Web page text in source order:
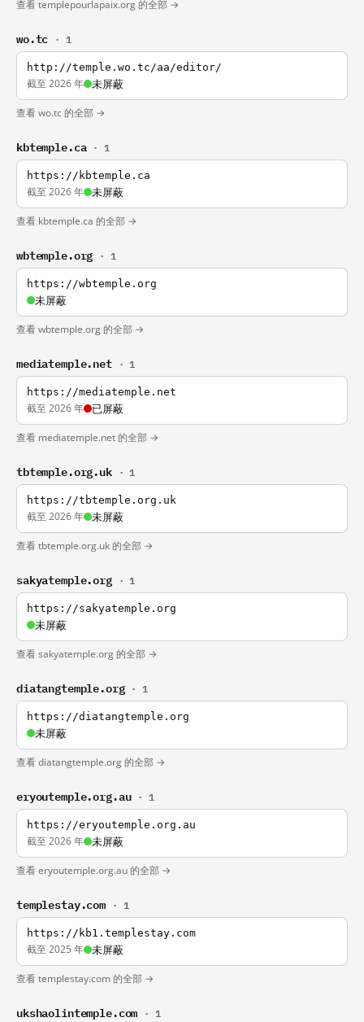
查看 templepourlapaix.org 的全部 →
wo.tc · 1
http://temple.wo.tc/aa/editor/
截至 2026 年 未屏蔽
查看 wo.tc 的全部 →
kbtemple.ca · 1
https://kbtemple.ca
截至 2026 年 未屏蔽
查看 kbtemple.ca 的全部 →
wbtemple.org · 1
https://wbtemple.org
未屏蔽
查看 wbtemple.org 的全部 →
mediatemple.net · 1
https://mediatemple.net
截至 2026 年 已屏蔽
查看 mediatemple.net 的全部 →
tbtemple.org.uk · 1
https://tbtemple.org.uk
截至 2026 年 未屏蔽
查看 tbtemple.org.uk 的全部 →
sakyatemple.org · 1
https://sakyatemple.org
未屏蔽
查看 sakyatemple.org 的全部 →
diatangtemple.org · 1
https://diatangtemple.org
未屏蔽
查看 diatangtemple.org 的全部 →
eryoutemple.org.au · 1
https://eryoutemple.org.au
截至 2026 年 未屏蔽
查看 eryoutemple.org.au 的全部 →
templestay.com · 1
https://kb1.templestay.com
截至 2025 年 未屏蔽
查看 templestay.com 的全部 →
ukshaolintemple.com · 1